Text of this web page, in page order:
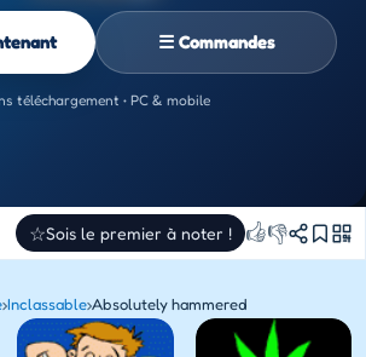
☰ Commandes
téléchargement • PC & mobile
☆Sois le premier à noter ! 👍👎
›Inclassable›Absolutely hammered